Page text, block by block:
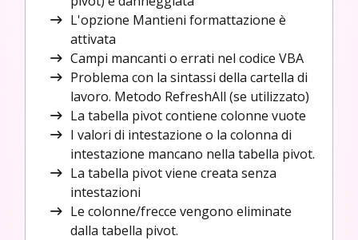
L'opzione Mantieni formattazione è
attivata
Campi mancanti o errati nel codice VBA
Problema con la sintassi della cartella di
lavoro. Metodo RefreshAll (se utilizzato)
La tabella pivot contiene colonne vuote
I valori di intestazione o la colonna di
intestazione mancano nella tabella pivot.
La tabella pivot viene creata senza
intestazioni
Le colonne/frecce vengono eliminate
dalla tabella pivot.